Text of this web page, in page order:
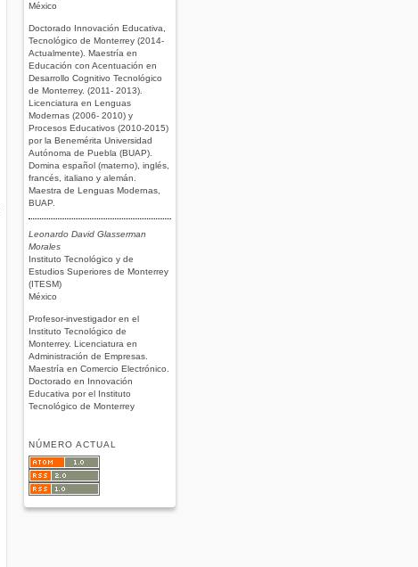
México
Doctorado Innovación Educativa,
Tecnológico de Monterrey (2014-
Actualmente). Maestría en
Educación con Acentuación en
Desarrollo Cognitivo Tecnológico
de Monterrey. (2011- 2013).
Licenciatura en Lenguas
Modernas (2006- 2010) y
Procesos Educativos (2010-2015)
por la Benemérita Universidad
Autónoma de Puebla (BUAP).
Domina español (materno), inglés,
francés, italiano y alemán.
Maestra de Lenguas Modernas,
BUAP.
Leonardo David Glasserman
Morales
Instituto Tecnológico y de
Estudios Superiores de Monterrey
(ITESM)
México
Profesor-investigador en el
Instituto Tecnológico de
Monterrey. Licenciatura en
Administración de Empresas.
Maestría en Comercio Electrónico.
Doctorado en Innovación
Educativa por el Instituto
Tecnológico de Monterrey
NÚMERO ACTUAL